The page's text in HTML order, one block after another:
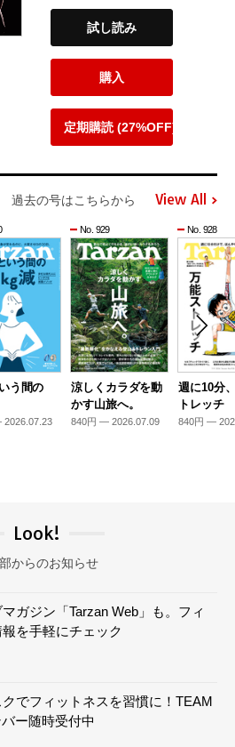
試し読み
購入
定期購読 (27%OFF)
過去の号はこちらから View All
う間の
No. 929
涼しくカラダを動
かす山旅へ。
840円 — 2026.07.09
No. 928
週に10分
トレッチ
840円 —
Look!
からのお知らせ
ガジン「Tarzan Web」も。フィ
を手軽にチェック
でフィットネスを習慣に！TEAM
ー随時受付中